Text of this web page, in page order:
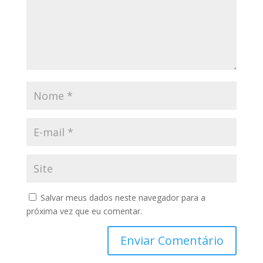
Salvar meus dados neste navegador para a
próxima vez que eu comentar.